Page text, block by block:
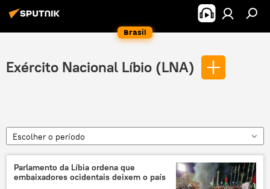
Brasil
Exército Nacional Líbio (LNA)
Escolher o período
Parlamento da Líbia ordena que
embaixadores ocidentais deixem o país